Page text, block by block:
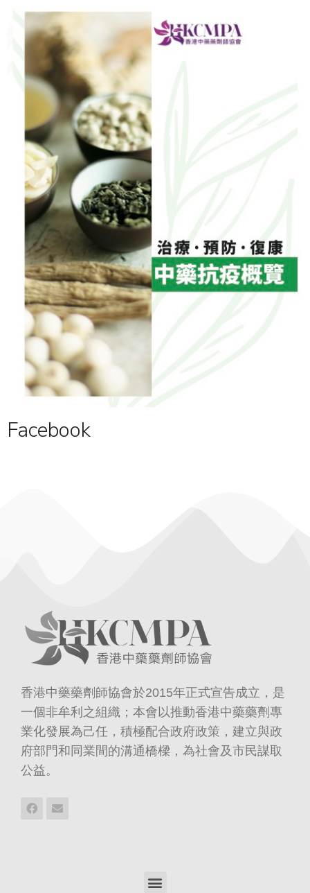
Facebook
香港中藥藥劑師協會於2015年正式宣告成立，是
一個非牟利之組織；本會以推動香港中藥藥劑專
業化發展為己任，積極配合政府政策，建立與政
府部門和同業間的溝通橋樑，為社會及市民謀取
公益。